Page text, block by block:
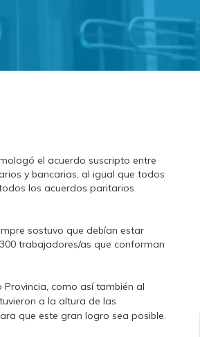
el acuerdo suscripto entre
y bancarias, al igual que todos
los acuerdos paritarios
sostuvo que debían estar
trabajadores/as que conforman
como así también al
a la altura de las
que este gran logro sea posible.